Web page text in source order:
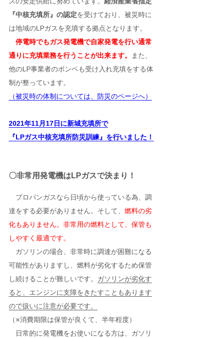
『中核充填所』の認定を受けており、被災時に
は地域のLPガスを充填する拠点となります。
停電時でもガス発電機で自家発電を行い通常
通りに充填業務を行うことが出来ます。
また、
他のLP事業者のボンベも受け入れ充填をする体
制が整っています。
（被災時の体制については、防災のページへ）
2021年11月17日に新城充填所で
『LPガス中核充填所防災訓練』を行いました！
〇非常用発電機はLPガスで決まり！
プロパンガスなら日頃から使っている為、調
達をする必要がありません。そして、 燃料の劣
化もありません。非常用の燃料として、保管も
しやすく最適です。
ガソリンの場合、非常時に調達が困難になる
可能性がありますし、燃料が劣化するため保管
し続けることが難しいです。 ガソリンが劣化す
ると、エンジンに支障をきたすこともあります
ので扱いに注意が必要です。
（※消費期限は保管が良くて、半年程度）
日常的に発電機をお使いになる方は、ガソリ